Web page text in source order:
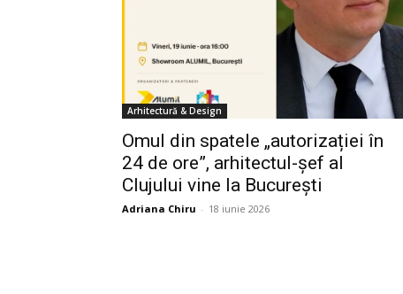
Arhitectură & Design
Omul din spatele „autorizației în
24 de ore”, arhitectul-șef al
Clujului vine la București
Adriana Chiru - 18 iunie 2026